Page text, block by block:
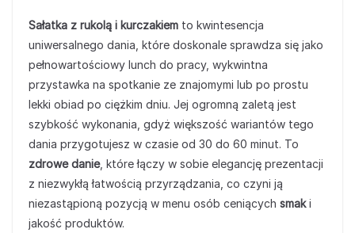
Sałatka z rukolą i kurczakiem to kwintesencja
uniwersalnego dania, które doskonale sprawdza się jako
pełnowartościowy lunch do pracy, wykwintna
przystawka na spotkanie ze znajomymi lub po prostu
lekki obiad po ciężkim dniu. Jej ogromną zaletą jest
szybkość wykonania, gdyż większość wariantów tego
dania przygotujesz w czasie od 30 do 60 minut. To
zdrowe danie, które łączy w sobie elegancję prezentacji
z niezwykłą łatwością przyrządzania, co czyni ją
niezastąpioną pozycją w menu osób ceniących smaki
jakość produktów.